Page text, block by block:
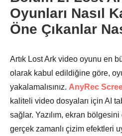
Oyunları Nasıl
Öne Çıkanlar
Artık Lost Ark video oyunu en
olarak kabul edildiğine göre,
yakalamalısınız. AnyRec
kaliteli video dosyaları için AI
sağlar. Yazılım, ekran
gerçek zamanlı çizim efektleri